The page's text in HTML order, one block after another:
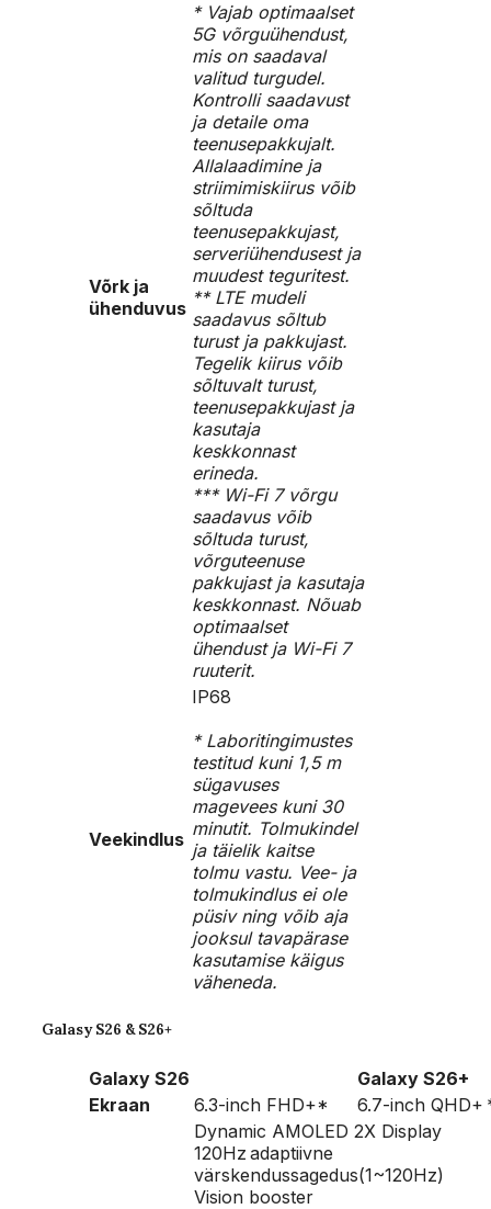
Võrk ja
ühenduvus
* Vajab optimaalset
5G võrguühendust,
mis on saadaval
valitud turgudel.
Kontrolli saadavust
ja detaile oma
teenusepakkujalt.
Allalaadimine ja
striimimiskiirus võib
sõltuda
teenusepakkujast,
serveriühendusest ja
muudest teguritest.
** LTE mudeli
saadavus sõltub
turust ja pakkujast.
Tegelik kiirus võib
sõltuvalt turust,
teenusepakkujast ja
kasutaja
keskkonnast
erineda.
*** Wi-Fi 7 võrgu
saadavus võib
sõltuda turust,
võrguteenuse
pakkujast ja kasutaja
keskkonnast. Nõuab
optimaalset
ühendust ja Wi-Fi 7
ruuterit.
Veekindlus
IP68
* Laboritingimustes
testitud kuni 1,5 m
sügavuses
magevees kuni 30
minutit. Tolmukindel
ja täielik kaitse
tolmu vastu. Vee- ja
tolmukindlus ei ole
püsiv ning võib aja
jooksul tavapärase
kasutamise käigus
väheneda.
Galasy S26 & S26+
Galaxy S26
Galaxy S26+
Ekraan
6.3-inch FHD+*
6.7-inch
Dynamic AMOLED 2X Display
120Hz adaptiivne
värskendussagedus(1~120Hz)
Vision booster